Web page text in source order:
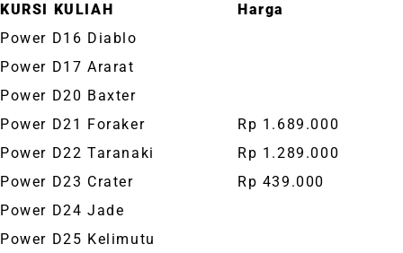
KURSI KULIAH
Harga
Power D16 Diablo
Power D17 Ararat
Power D20 Baxter
Power D21 Foraker
Rp 1.689.000
Power D22 Taranaki
Rp 1.289.000
Power D23 Crater
Rp 439.000
Power D24 Jade
Power D25 Kelimutu